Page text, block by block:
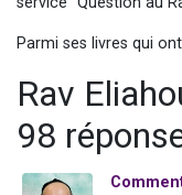
Parmi ses livres qui
Rav
98